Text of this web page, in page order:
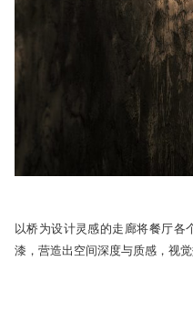
以桥为设计灵感的走廊将餐厅各
漆，营造出空间深度与质感，视